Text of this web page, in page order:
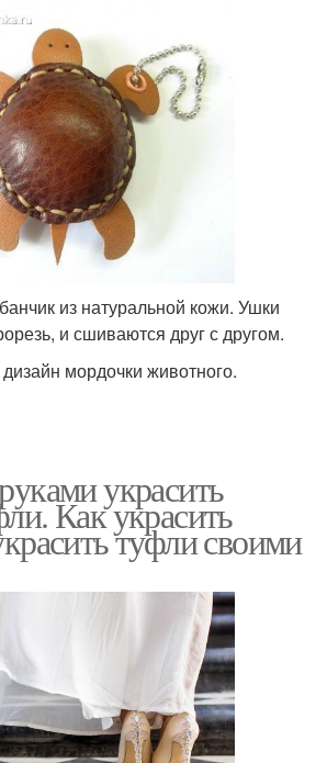
из натуральной кожи. Ушки
и сшиваются друг с другом.
мордочки животного.
украсить
Как украсить
туфли своими